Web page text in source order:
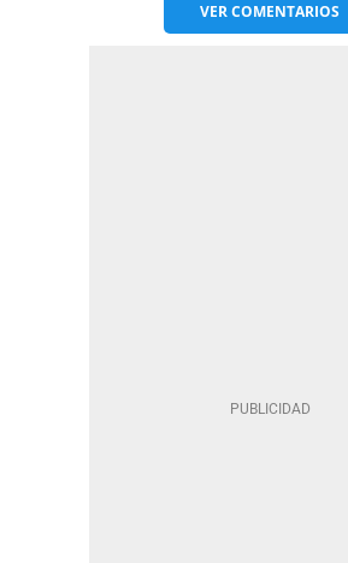
VERCOMENTARIOS